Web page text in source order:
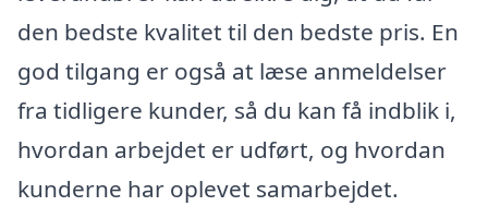
den bedste kvalitet til den bedste pris. En
god tilgang er også at læse anmeldelser
fra tidligere kunder, så du kan få indblik i,
hvordan arbejdet er udført, og hvordan
kunderne har oplevet samarbejdet.